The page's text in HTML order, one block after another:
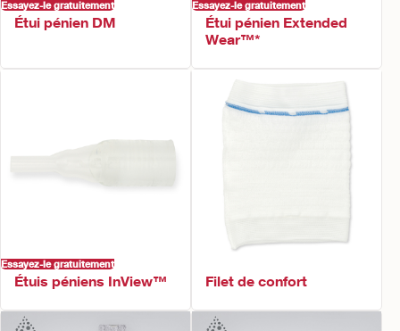
Essayez-le gratuitement
Étui pénien DM
Essayez-le gratuitement
Étui pénien Extended
Wear™*
Essayez-le gratuitement
Étuis péniens InView™ Filet de confort